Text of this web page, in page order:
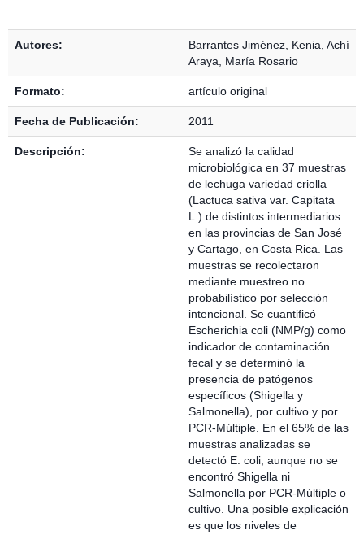
Autores: Barrantes Jiménez, Kenia Achí
Araya, María Rosario
Formato: artículo original
Fecha de Publicación: 2011
Descripción:
Se analizó la calidad
microbiológica en 37 muestras
de lechuga variedad criolla
(Lactuca sativa var. Capitata
L.) de distintos intermediarios
en las provincias de San José
y Cartago, en Costa Rica. Las
muestras se recolectaron
mediante muestreo no
probabilístico por selección
intencional. Se cuantificó
Escherichia coli (NMP/g) como
indicador de contaminación
fecal y se determinó la
presencia de patógenos
específicos (Shigella y
Salmonella), por cultivo y por
PCR-Múltiple. En el 65% de las
muestras analizadas se
detectó E. coli, aunque no se
encontró Shigella ni
Salmonella por PCR-Múltiple o
cultivo. Una posible explicación
es que los niveles de